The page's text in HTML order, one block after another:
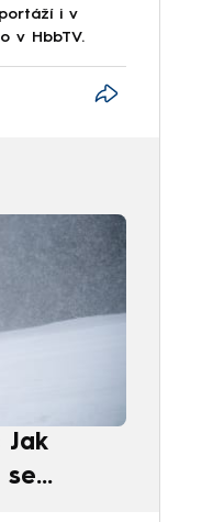
i v
v HbbTV.
Jak
se